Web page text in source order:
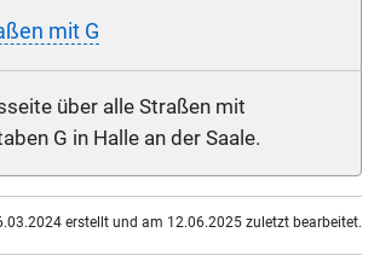
mit G
über alle Straßen mit
G in Halle an der Saale.
erstellt und am 12.06.2025 zuletzt bearbeitet.